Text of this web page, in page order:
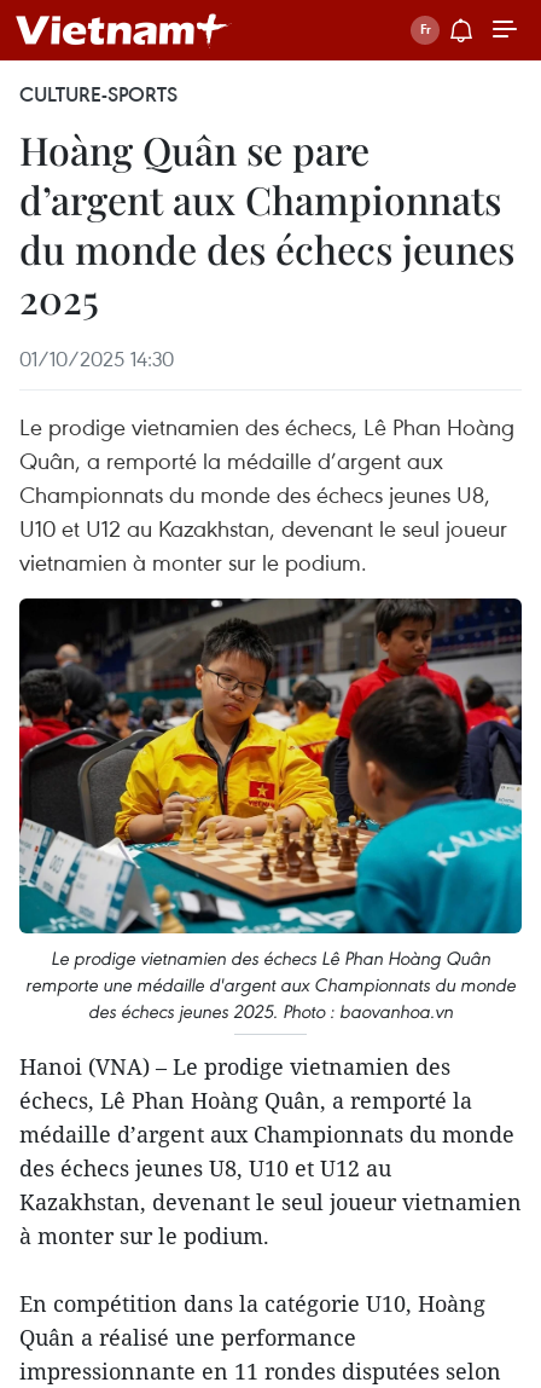
CULTURE-SPORTS
Hoàng Quân se pare
d’argent aux Championnats
du monde des échecs jeunes
2025
01/10/2025 14:30
Le prodige vietnamien des échecs, Lê Phan Hoàng
Quân, a remporté la médaille d’argent aux
Championnats du monde des échecs jeunes U8,
U10 et U12 au Kazakhstan, devenant le seul joueur
vietnamien à monter sur le podium.
Le prodige vietnamien des échecs Lê Phan Hoàng Quân
remporte une médaille d'argent aux Championnats du monde
des échecs jeunes 2025. Photo : baovanhoa.vn
Hanoi (VNA) – Le prodige vietnamien des
échecs, Lê Phan Hoàng Quân, a remporté la
médaille d’argent aux Championnats du monde
des échecs jeunes U8, U10 et U12 au
Kazakhstan, devenant le seul joueur vietnamien
à monter sur le podium.
En compétition dans la catégorie U10, Hoàng
Quân a réalisé une performance
impressionnante en 11 rondes disputées selon